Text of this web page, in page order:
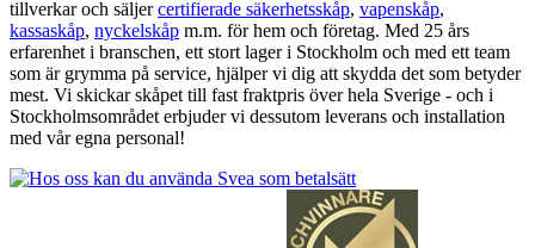
tillverkar och säljercertifierade säkerhetsskåp, vapenskåp,
kassaskåp, nyckelskåp m.m. för hem och företag. Med 25 års
erfarenhet i branschen, ett stort lager i Stockholm och med ett team
som är grymma på service, hjälper vi dig att skydda det som betyder
mest. Vi skickar skåpet till fast fraktpris över hela Sverige - och i
Stockholmsområdet erbjuder vi dessutom leverans och installation
med vår egna personal!